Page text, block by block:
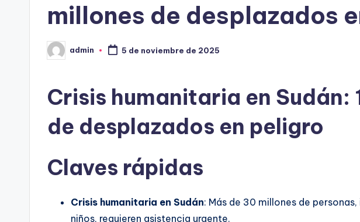
millones de desplazados
Publicado
por
admin 5 de noviembre de 2025
Crisis humanitaria en Sudán:
de desplazados en peligro
Claves rápidas
Crisis humanitaria en Sudán: Más de 30 millones de
niños, requieren asistencia urgente.